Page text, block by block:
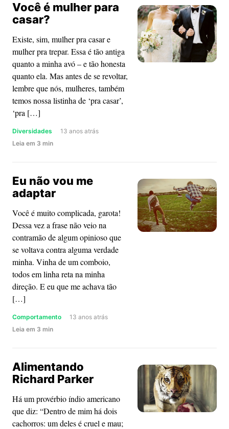
Você é mulher para
casar?
Existe, sim, mulher pra casar e
mulher pra trepar. Essa é tão antiga
quanto a minha avó – e tão honesta
quanto ela. Mas antes de se revoltar,
lembre que nós, mulheres, também
temos nossa listinha de ‘pra casar’,
‘pra […]
Diversidades
13 anos atrás
Leia about
mulher
para
em 3 min
Eu não vou me
adaptar
Você é muito complicada, garota!
Dessa vez a frase não veio na
contramão de algum opinioso que
se voltava contra alguma verdade
minha. Vinha de um comboio,
todos em linha reta na minha
direção. E eu que me achava tão
[…]
Comportamento
13 anos atrás
Leia about
vou
me
em 3 min
Alimentando
Richard Parker
Há um provérbio índio americano
que diz: “Dentro de mim há dois
cachorros: um deles é cruel e mau;